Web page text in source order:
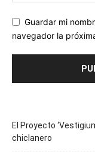
Guardar mi
navegador la
El Proyecto
chiclanero